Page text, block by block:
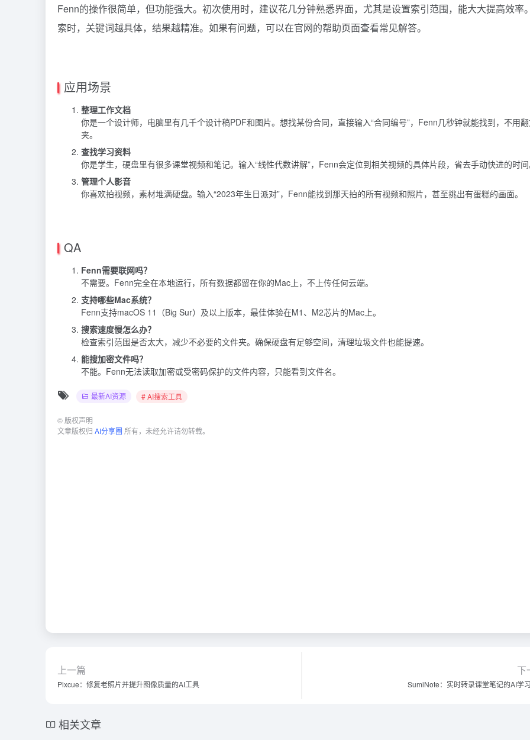
Fenn的操作很简单，但功能强大。初次使用时，建议花几分钟熟悉界面，尤其是设置索引范围，能大大提高效率
索时，关键词越具体，结果越精准。如果有问题，可以在官网的帮助页面查看常见解答。
应用场景
整理工作文档
你是一个设计师，电脑里有几千个设计稿PDF和图片。想找某份合同，直接输入“合同编号”，Fenn几秒钟就能找到，不用
夹。
查找学习资料
你是学生，硬盘里有很多课堂视频和笔记。输入“线性代数讲解”，Fenn会定位到相关视频的具体片段，省去手动快进的时间
管理个人影音
你喜欢拍视频，素材堆满硬盘。输入“2023年生日派对”，Fenn能找到那天拍的所有视频和照片，甚至挑出有蛋糕的画面。
QA
Fenn需要联网吗？
不需要。Fenn完全在本地运行，所有数据都留在你的Mac上，不上传任何云端。
支持哪些Mac系统？
Fenn支持macOS 11（Big Sur）及以上版本，最佳体验在M1、M2芯片的Mac上。
搜索速度慢怎么办？
检查索引范围是否太大，减少不必要的文件夹。确保硬盘有足够空间，清理垃圾文件也能提速。
能搜加密文件吗？
不能。Fenn无法读取加密或受密码保护的文件内容，只能看到文件名。
最新AI资源 # AI搜索工具
© 版权声明
文章版权归 AI分享圈 所有，未经允许请勿转载。
上一篇
Pixcue：修复老照片并提升图像质量的AI工具
下
SumiNote：实时转录课堂笔记的AI学
相关文章